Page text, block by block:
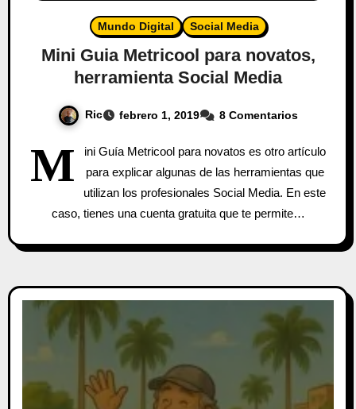
Mundo Digital Social Media
Mini Guia Metricool para novatos,
herramienta Social Media
Ric febrero 1, 2019 8 Comentarios
M
ini Guía Metricool para novatos es otro artículo
para explicar algunas de las herramientas que
utilizan los profesionales Social Media. En este
caso, tienes una cuenta gratuita que te permite…